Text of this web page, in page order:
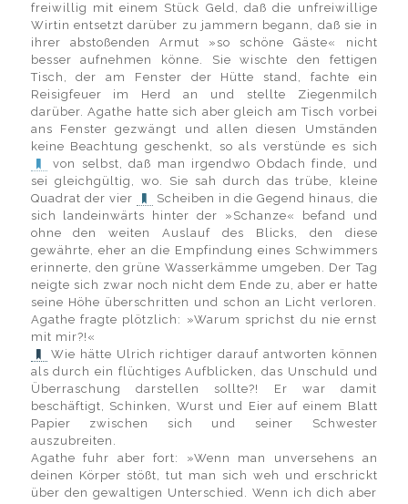
freiwillig mit einem Stück Geld, daß die unfreiwillige
Wirtin entsetzt darüber zu jammern begann, daß sie in
ihrer abstoßenden Armut »so schöne Gäste« nicht
besser aufnehmen könne. Sie wischte den fettigen
Tisch, der am Fenster der Hütte stand, fachte ein
Reisigfeuer im Herd an und stellte Ziegenmilch
darüber. Agathe hatte sich aber gleich am Tisch vorbei
ans Fenster gezwängt und allen diesen Umständen
keine Beachtung geschenkt, so als verstünde es sich
von selbst, daß man irgendwo Obdach finde, und
sei gleichgültig, wo. Sie sah durch das trübe, kleine
Quadrat der vier
Scheiben in die Gegend hinaus, die
sich landeinwärts hinter der »Schanze« befand und
ohne den weiten Auslauf des Blicks, den diese
gewährte, eher an die Empfindung eines Schwimmers
erinnerte, den grüne Wasserkämme umgeben. Der Tag
neigte sich zwar noch nicht dem Ende zu, aber er hatte
seine Höhe überschritten und schon an Licht verloren.
Agathe fragte plötzlich: »Warum sprichst du nie ernst
mit mir?!«
Wie hätte Ulrich richtiger darauf antworten können
als durch ein flüchtiges Aufblicken, das Unschuld und
Überraschung darstellen sollte?! Er war damit
beschäftigt, Schinken, Wurst und Eier auf einem Blatt
Papier zwischen sich und seiner Schwester
auszubreiten.
Agathe fuhr aber fort: »Wenn man unversehens an
deinen Körper stößt, tut man sich weh und erschrickt
über den gewaltigen Unterschied. Wenn ich dich aber